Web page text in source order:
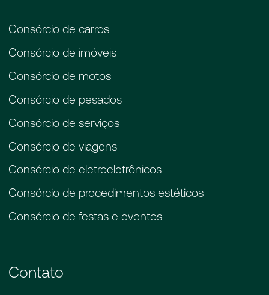
Consórcio de carros
Consórcio de imóveis
Consórcio de motos
Consórcio de pesados
Consórcio de serviços
Consórcio de viagens
Consórcio de eletroeletrônicos
Consórcio de procedimentos estéticos
Consórcio de festas e eventos
Contato